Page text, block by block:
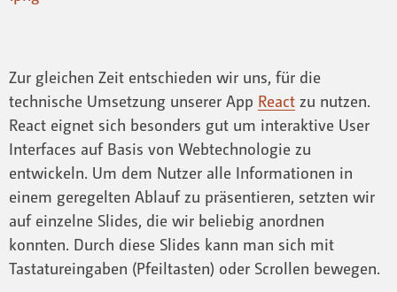
Zur gleichen Zeit entschieden wir uns, für die
technische Umsetzung unserer App React zu nutzen.
React eignet sich besonders gut um interaktive User
Interfaces auf Basis von Webtechnologie zu
entwickeln. Um dem Nutzer alle Informationen in
einem geregelten Ablauf zu präsentieren, setzten wir
auf einzelne Slides, die wir beliebig anordnen
konnten. Durch diese Slides kann man sich mit
Tastatureingaben (Pfeiltasten) oder Scrollen bewegen.